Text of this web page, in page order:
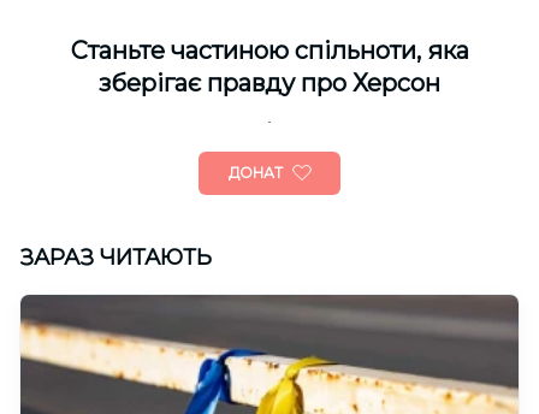
Cтаньте частиною спільноти, яка
зберігає правду про Херсон
ДОНАТ
ЗАРАЗ ЧИТАЮТЬ